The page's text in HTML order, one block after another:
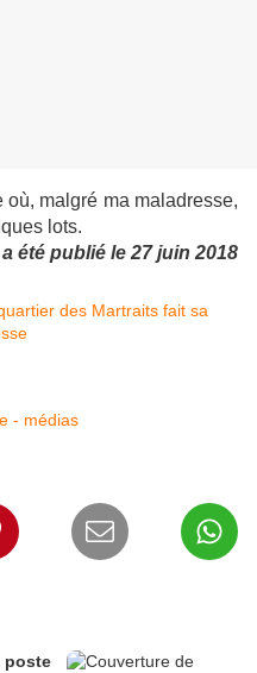
malgré ma maladresse,
lots.
été publié le 27 juin 2018
- médias
poste